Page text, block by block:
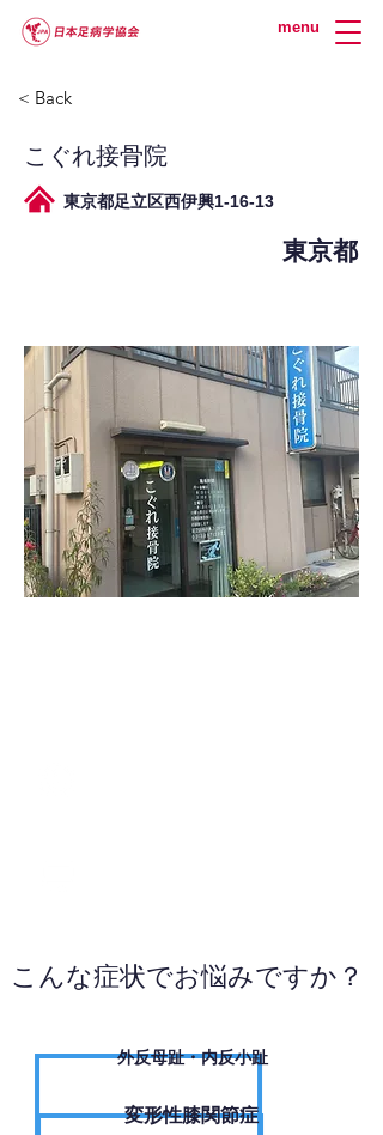
menu
< Back
こぐれ接骨院
東京都足立区西伊興1-16-13
東京都
こんな症状でお悩みですか？
外反母趾・内反小趾
変形性膝関節症